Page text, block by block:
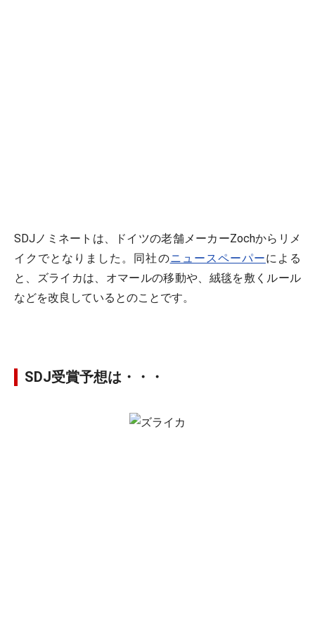
SDJノミネートは、ドイツの老舗メーカーZochからリメ
イクでとなりました。同社のニュースペーパーによる
と、ズライカは、オマールの移動や、絨毯を敷くルール
などを改良しているとのことです。
SDJ受賞予想は・・・